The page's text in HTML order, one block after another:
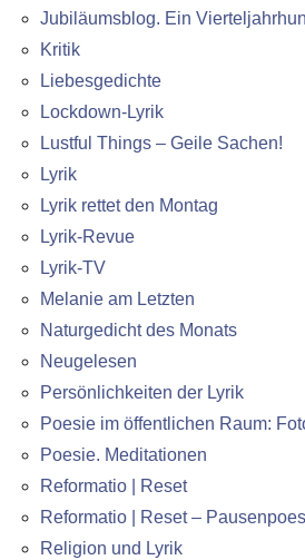
Jubiläumsblog. Ein
Kritik
Liebesgedichte
Lockdown-Lyrik
Lustful Things – Geile Sachen!
Lyrik
Lyrik rettet den Montag
Lyrik-Revue
Lyrik-TV
Melanie am Letzten
Naturgedicht des Monats
Neugelesen
Persönlichkeiten der Lyrik
Poesie im öffentlichen Raum:
Poesie. Meditationen
Reformatio | Reset
Reformatio | Reset –
Religion und Lyrik